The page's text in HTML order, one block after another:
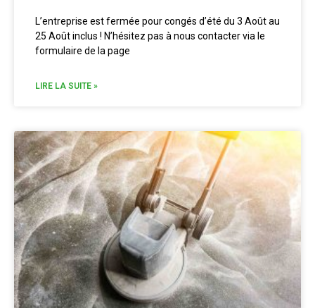
L’entreprise est fermée pour congés d’été du 3 Août au
25 Août inclus ! N’hésitez pas à nous contacter via le
formulaire de la page
LIRE LA SUITE »